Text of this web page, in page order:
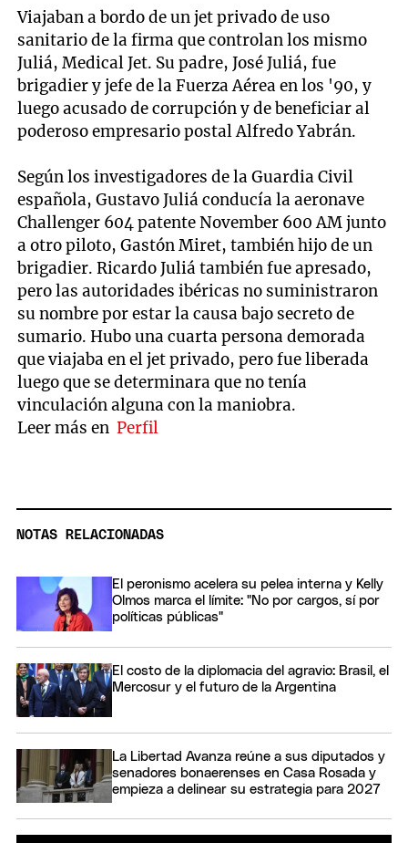
Viajaban a bordo de un jet privado de uso
sanitario de la firma que controlan los mismo
Juliá, Medical Jet. Su padre, José Juliá, fue
brigadier y jefe de la Fuerza Aérea en los '90, y
luego acusado de corrupción y de beneficiar al
poderoso empresario postal Alfredo Yabrán.
Según los investigadores de la Guardia Civil
española, Gustavo Juliá conducía la aeronave
Challenger 604 patente November 600 AM junto
a otro piloto, Gastón Miret, también hijo de un
brigadier. Ricardo Juliá también fue apresado,
pero las autoridades ibéricas no suministraron
su nombre por estar la causa bajo secreto de
sumario. Hubo una cuarta persona demorada
que viajaba en el jet privado, pero fue liberada
luego que se determinara que no tenía
vinculación alguna con la maniobra.
Leer más enPerfil
NOTAS RELACIONADAS
El peronismo acelera su pelea interna y Kelly
Olmos marca el límite: "No por cargos, sí por
políticas públicas"
El costo de la diplomacia del agravio: Brasil, el
Mercosur y el futuro de la Argentina
La Libertad Avanza reúne a sus diputados y
senadores bonaerenses en Casa Rosada y
empieza a delinear su estrategia para 2027